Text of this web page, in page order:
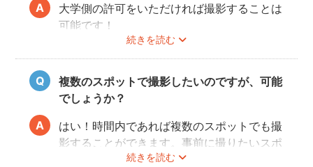
続きを読む
大学側の許可をいただければ撮影することは
可能です！
事前にユーザーご自身で必ず大学に撮影可否
のご確認をお願いいたします。
撮影許可の取り方はこちら
複数のスポットで撮影したいのですが、可能
でしょうか？
続きを読む
はい！時間内であれば複数のスポットでも撮
影することができます。事前に撮りたいスポ
ットや時間配分についてフォトグラファーと